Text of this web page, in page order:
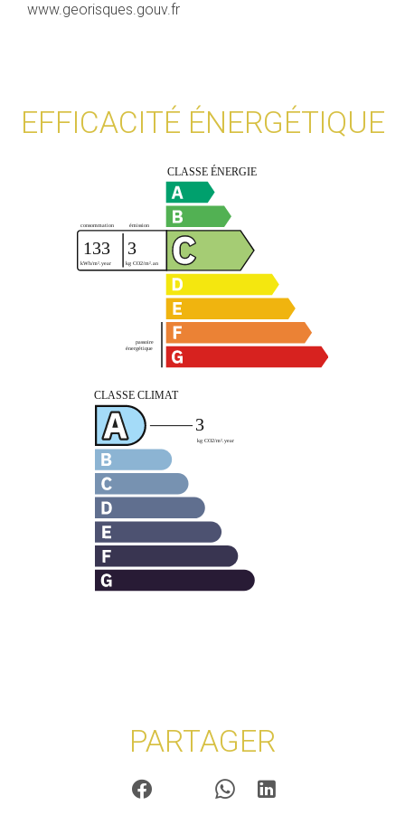
www.georisques.gouv.fr
EFFICACITÉ ÉNERGÉTIQUE
PARTAGER